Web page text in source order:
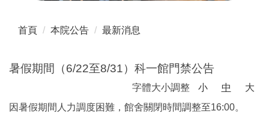
首頁 本院公告 最新消息
暑假期間（6/22至8/31）科一館門禁公告
字體大小調整 小 中
大
因暑假期間人力調度困難，館舍關閉時間調整至16:00。